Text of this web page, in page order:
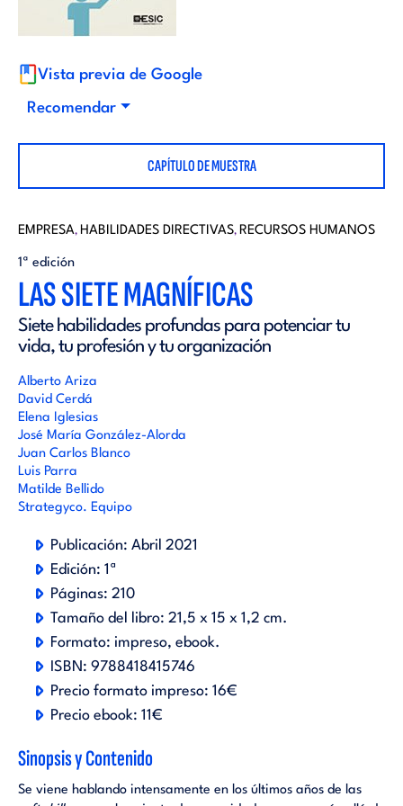
d
t
o
r
i
a
l
a
Vista previa de Google
Recomendar
CAPÍTULO DE MUESTRA
EMPRESA, HABILIDADES DIRECTIVAS, RECURSOS HUMANOS
1ª edición
LAS SIETE MAGNÍFICAS
Siete habilidades profundas para potenciar tu
vida, tu profesión y tu organización
Alberto Ariza
David Cerdá
Elena Iglesias
José María González-Alorda
Juan Carlos Blanco
Luis Parra
Matilde Bellido
Strategyco. Equipo
Publicación: Abril 2021
Edición: 1ª
Páginas: 210
Tamaño del libro: 21,5 x 15 x 1,2 cm.
Formato: impreso ebook.
ISBN: 9788418415746
Precio formato impreso: 16€
Precio ebook: 11€
Sinopsis y Contenido
Se viene hablando intensamente en los últimos años de las